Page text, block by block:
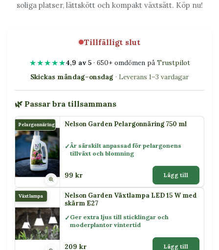
soliga platser, lättskött och kompakt växtsätt. Köp nu!
Tillfälligt slut
★★★★★4,9 av 5· 650+ omdömen på Trustpilot
Skickas måndag–onsdag · Leverans 1–3 vardagar
🌿 Passar bra tillsammans
Pelargonnäring Nelson Garden Pelargonnäring 750 ml
Är särskilt anpassad för pelargonens
tillväxt och blomning
99 kr Lägg till
Växtlampa
Nelson Garden Växtlampa LED 15 W med
skärm E27
Ger extra ljus till sticklingar och
moderplantor vintertid
209 kr Lägg till